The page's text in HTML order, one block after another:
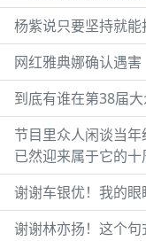
杨紫说只要坚持就
网红雅典娜确认遇害
到底有谁在第38届
节目里众人闲谈当
已然迎来属于它的十
谢谢车银优！我的眼
谢谢林亦扬！这个